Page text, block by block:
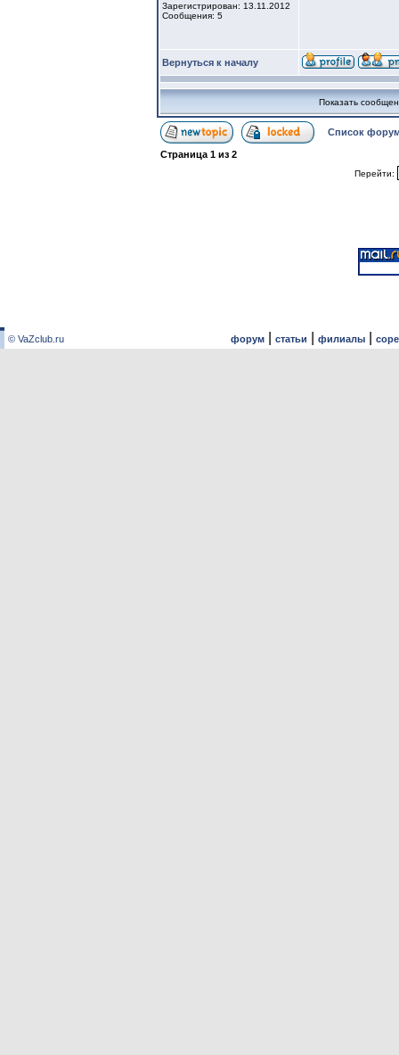
Зарегистрирован: 13.11.2012
Сообщения: 5
Вернуться к началу
Показать
Список
Страница 1 из 2
Перейти:
© VaZclub.ru форум| статьи филиалы|